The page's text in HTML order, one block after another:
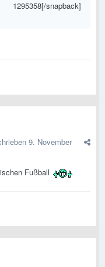
1295358[/snapback]
9. November
Fußball